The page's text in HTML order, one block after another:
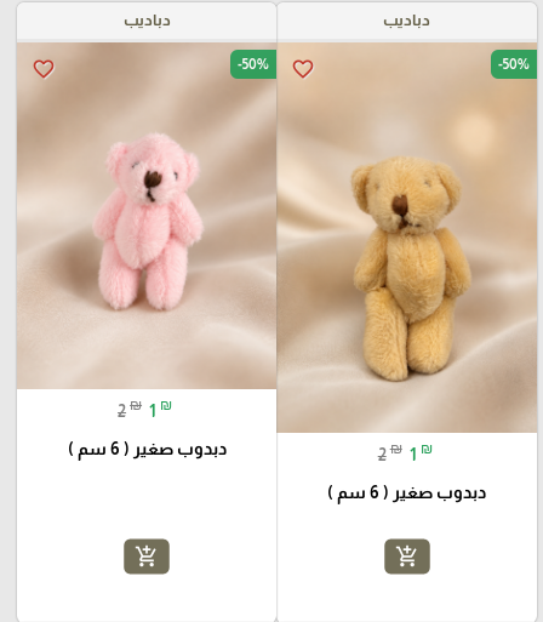
دباديب
favorite_border -50%
2 ₪ 1 ₪
دبدوب صغير ( 6 سم )
add_shopping_cart
دباديب
favorite_border -50%
2 ₪ 1 ₪
دبدوب صغير ( 6 سم )
add_shopping_cart